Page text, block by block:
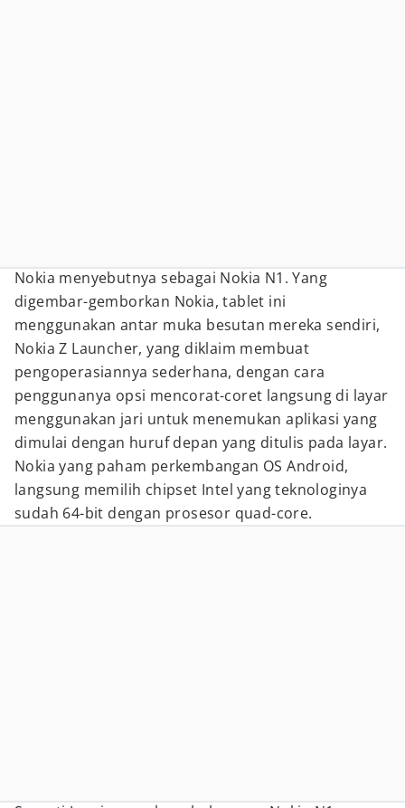
Nokia menyebutnya sebagai Nokia N1. Yang
digembar-gemborkan Nokia, tablet ini
menggunakan antar muka besutan mereka sendiri,
Nokia Z Launcher, yang diklaim membuat
pengoperasiannya sederhana, dengan cara
penggunanya opsi mencorat-coret langsung di layar
menggunakan jari untuk menemukan aplikasi yang
dimulai dengan huruf depan yang ditulis pada layar.
Nokia yang paham perkembangan OS Android,
langsung memilih chipset Intel yang teknologinya
sudah 64-bit dengan prosesor quad-core.